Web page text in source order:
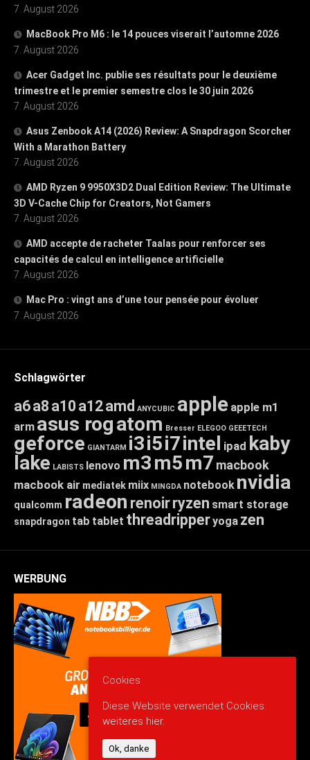
7. August 2026
MacBook Pro M6 : le 14 pouces viserait l’automne 2026
7. August 2026
Acer Gadget Inc. publie ses résultats pour le deuxième
trimestre et le premier semestre clos le 30 juin 2026
7. August 2026
Asus Zenbook A14 (2026) Review: A Snapdragon Scorcher
With a Marathon Battery
7. August 2026
AMD Ryzen 9 9950X3D2 Dual Edition Review: The Ultimate
3D V-Cache Chip for Creators, Not Gamers
7. August 2026
AMD accepte de racheter Taalas pour renforcer ses
capacités de calcul en intelligence artificielle
7. August 2026
Mac Pro : vingt ans d’une tour pensée pour évoluer
7. August 2026
Schlagwörter
a6a8 a10 a12amd ANYCUBIC apple apple m1
arm asus rogatom Bresser ELEGOO GEEETECH
geforce GIANTARM i3i5i7intel ipad kaby
lake LABISTS lenovo m3m5m7 macbook
macbook air mediatek miix MINGDA notebook nvidia
qualcomm radeon renoirryzen smart storage
snapdragon tab tablet threadripperyoga zen
WERBUNG
Cookies
Diese Website verwendet Cookies:
weiteres hier.
Ok, danke